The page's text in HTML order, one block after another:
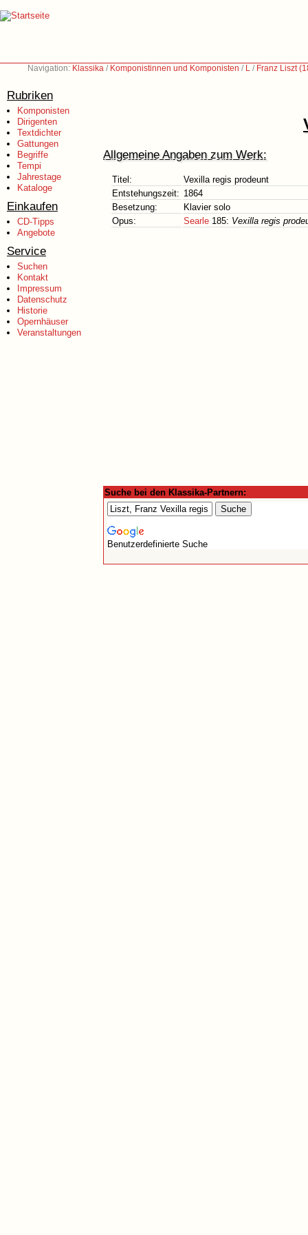
Navigation: Klassika / Komponistinnen und Komponisten / L / Franz Liszt
Rubriken
Komponisten
Dirigenten
Textdichter
Gattungen
Begriffe
Tempi
Jahrestage
Kataloge
Einkaufen
CD-Tipps
Angebote
Service
Suchen
Kontakt
Impressum
Datenschutz
Historie
Opernhäuser
Veranstaltungen
Allgemeine Angaben zum Werk:
Titel:
Vexilla regis prodeunt
Entstehungszeit: 1864
Besetzung:
Klavier solo
Opus:
Searle 185: Vexilla regis
Suche bei den Klassika-Partnern:
Benutzerdefinierte Suche